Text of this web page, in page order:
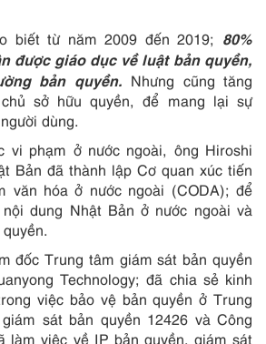
biết từ năm 2009 đến 2019; 80%
được giáo dục về luật bản quyền,
bản quyền. Nhưng cũng tăng
sở hữu quyền, để mang lại sự
dùng.
vi phạm ở nước ngoài, ông Hiroshi
Bản đã thành lập Cơ quan xúc tiến
văn hóa ở nước ngoài (CODA); để
dung Nhật Bản ở nước ngoài và
đốc Trung tâm giám sát bản quyền
Technology; đã chia sẻ kinh
việc bảo vệ bản quyền ở Trung
sát bản quyền 12426 và Công
làm việc về IP bản quyền, giám sát